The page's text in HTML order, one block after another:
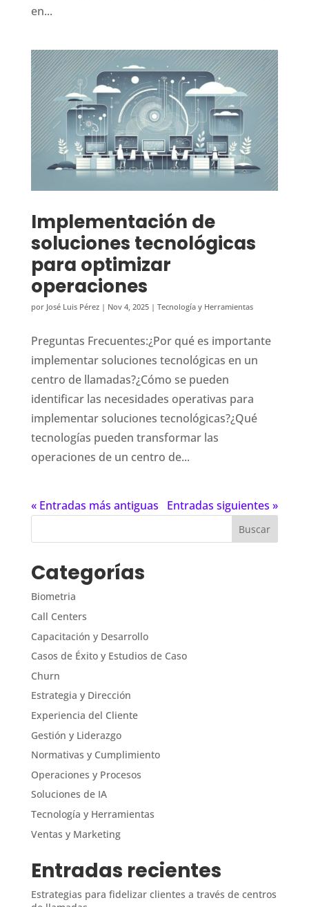
en...
Implementación de
soluciones tecnológicas
para optimizar
operaciones
por José Luis Pérez| Nov 4, 2025| Tecnología y Herramientas
Preguntas Frecuentes:¿Por qué es importante
implementar soluciones tecnológicas en un
centro de llamadas?¿Cómo se pueden
identificar las necesidades operativas para
implementar soluciones tecnológicas?¿Qué
tecnologías pueden transformar las
operaciones de un centro de...
« Entradas más antiguas Entradas siguientes »
Categorías
Biometria
Call Centers
Capacitación y Desarrollo
Casos de Éxito y Estudios de Caso
Churn
Estrategia y Dirección
Experiencia del Cliente
Gestión y Liderazgo
Normativas y Cumplimiento
Operaciones y Procesos
Soluciones de IA
Tecnología y Herramientas
Ventas y Marketing
Entradas recientes
Estrategias para fidelizar clientes a través de centros